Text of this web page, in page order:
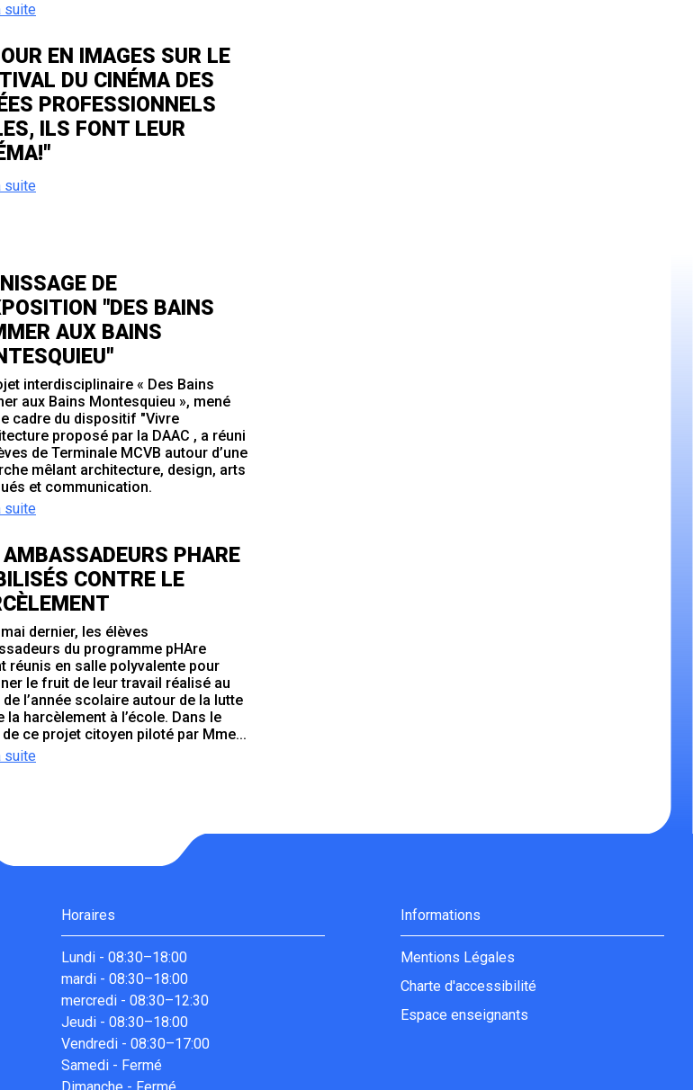
suite
EN IMAGES SUR LE
DU CINÉMA DES
PROFESSIONNELS
ILS FONT LEUR
suite
DE
"DES BAINS
AUX BAINS
interdisciplinaire « Des Bains
aux Bains Montesquieu », mené
cadre du dispositif "Vivre
proposé par la DAAC , a réuni
de Terminale MCVB autour d’une
mêlant architecture, design, arts
et communication.
suite
AMBASSADEURS PHARE
CONTRE LE
dernier, les élèves
du programme pHAre
réunis en salle polyvalente pour
le fruit de leur travail réalisé au
l’année scolaire autour de la lutte
la harcèlement à l’école. Dans le
ce projet citoyen piloté par Mme...
suite
Horaires
Lundi- 08:30–18:00
mardi- 08:30–18:00
mercredi- 08:30–12:30
Jeudi- 08:30–18:00
Vendredi- 08:30–17:00
Samedi- Fermé
Informations
Mentions Légales
Charte d'accessibilité
Espace enseignants